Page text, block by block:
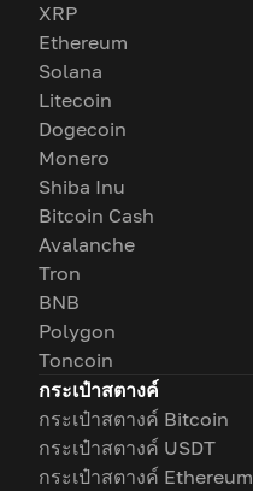
XRP
Ethereum
Solana
Litecoin
Dogecoin
Monero
Shiba Inu
Bitcoin Cash
Avalanche
Tron
BNB
Polygon
Toncoin
กระเป๋าสตางค์
กระเป๋าสตางค์ Bitcoin
กระเป๋าสตางค์ USDT
กระเป๋าสตางค์ Ethereum